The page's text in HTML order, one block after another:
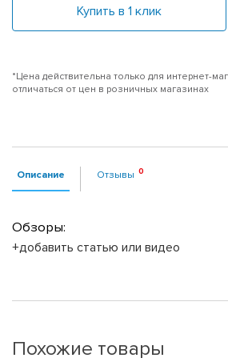
Купить в 1 клик
*Цена действительна только для интернет-
отличаться от цен в розничных магазинах
Описание Отзывы
Обзоры:
+добавить статью или видео
Похожие товары